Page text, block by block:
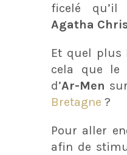
ficelé
Agatha
Et quel plus
cela que le
d’Ar-Men
Bretagne ?
Pour aller
afin de